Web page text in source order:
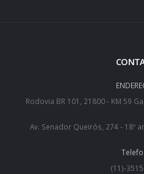
Rodovia BR 101, 21800 - KM 59
Av. Senador Queirós, 274 - 18º
(11)-